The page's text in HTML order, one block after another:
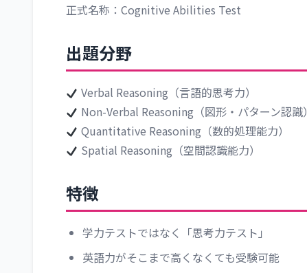
正式名称：Cognitive Abilities Test
出題分野
Verbal Reasoning（言語的思考力）
Non-Verbal Reasoning（図形・パターン認識）
Quantitative Reasoning（数的処理能力）
Spatial Reasoning（空間認識能力）
特徴
学力テストではなく「思考力テスト」
英語力がそこまで高くなくても受験可能